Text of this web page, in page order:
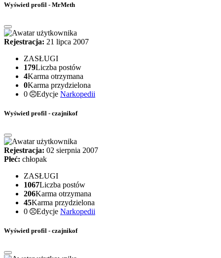
Wyświetl profil - MrMeth
Rejestracja: 21 lipca 2007
ZASŁUGI
179Liczba postów
4Karma otrzymana
0Karma przydzielona
0
Edycje Narkopedii
Wyświetl profil - czajnikof
Rejestracja: 02 sierpnia 2007
Płeć: chłopak
ZASŁUGI
1067Liczba postów
206Karma otrzymana
45Karma przydzielona
0
Edycje Narkopedii
Wyświetl profil - czajnikof